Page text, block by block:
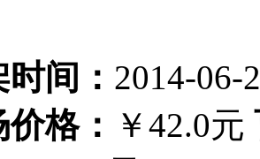
间： 2014-06-
格： ￥42.0元